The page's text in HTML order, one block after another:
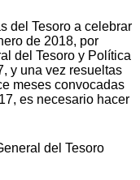
del Tesoro a celebrar
de 2018, por
del Tesoro y Política
y una vez resueltas
meses convocadas
es necesario hacer
del Tesoro